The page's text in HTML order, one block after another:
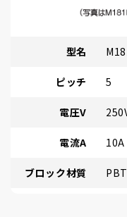
型名
ピッチ 5
電圧V
電流A 10A
ブロック材質